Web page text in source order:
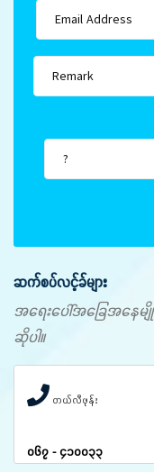
ဆက်စပ်လင့်ခ်များ
အရေးပေါ်အခြေအနေမ
ဆိုပါ။
တယ်လီဖုန်း
၀၆၇ - ၄၁၀၀၃၃